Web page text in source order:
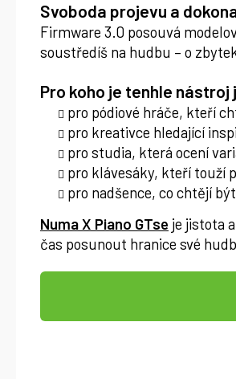
Svoboda projevu a
Firmware 3.0 posouvá
soustředíš na hudbu – o
Pro koho je tenhle nástroj
pro pódiové hráče, kteří
pro kreativce hledající
pro studia, která ocení
pro klávesáky, kteří touží
pro nadšence, co chtějí
Numa X Piano GTse je jistota
čas posunout hranice své